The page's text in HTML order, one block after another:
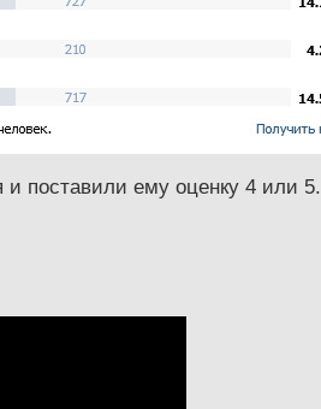
и поставили ему оценку 4 или 5.